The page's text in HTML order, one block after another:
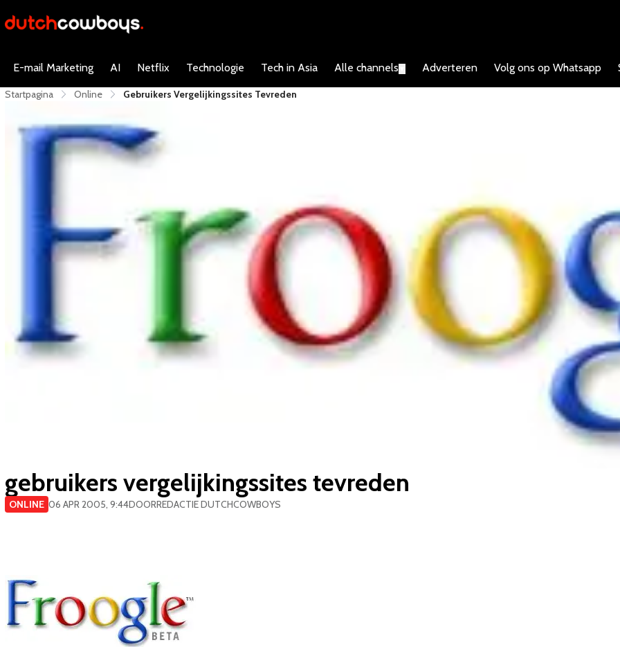
E-mail Marketing AI Netflix Technologie Tech in Asia Alle channels Adverteren Volg ons op Whatsapp
Startpagina Online Gebruikers Vergelijkingssites Tevreden
gebruikers vergelijkingssites tevreden
ONLINE 06 APR 2005, 9:44DOORREDACTIE DUTCHCOWBOYS